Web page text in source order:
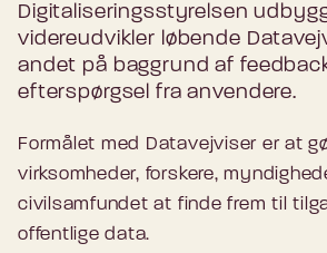
Digitaliseringsstyrelsen
videreudvikler løbende
andet på baggrund af
efterspørgsel fra anvendere.
Formålet med Datavejviser er at
virksomheder, forskere,
civilsamfundet at finde frem til
offentlige data.